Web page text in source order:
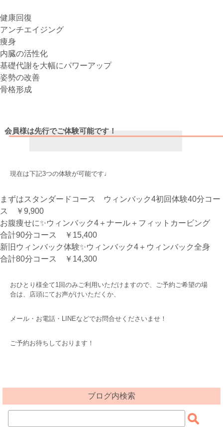
健康回復
アンチエイジング
痩身
内臓の活性化
基礎代謝を大幅にパワーアップ
姿勢の改善
骨格形成
会員様は先行でご体験可能です！
現在は下記3つの体験が可能です♩
まずはスタンダードコース ウィンバック4初回体験40分コー
ス ￥9,900
お腹痩せに✨ウィンバック4＋ナール＋フィットカービング
合計90分コース ￥15,400
新旧ウィンバック体験✨ウィンバック4＋ウィンバック全身
合計80分コース ￥14,300
おひとり様全て1回のみご利用いただけますので、ご予約ご希望の場
合は、店頭にてお声がけいただくか、
メール・お電話・LINEなどでお問合せくださいませ！
ご予約お待ちしております！
ブログ内検索